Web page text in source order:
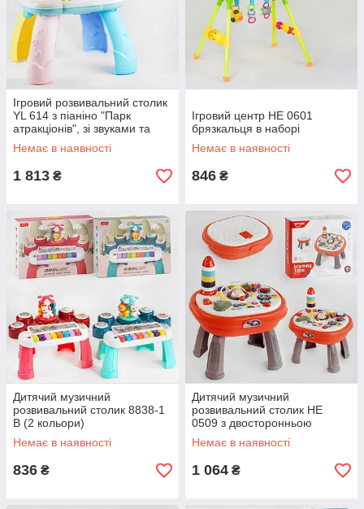
Ігровий розвивальний столик
YL 614 з піаніно "Парк
атракціонів", зі звуками та
мелодіями, піснями
Немає в наявності
1 813 ₴
Ігровий центр НЕ 0601
брязкальця в наборі
Немає в наявності
846 ₴
Дитячий музичний
розвивальний столик 8838-1
B (2 кольори)
Немає в наявності
836 ₴
Дитячий музичний
розвивальний столик HE
0509 з двосторонньою
стільницею
Немає в наявності
1 064 ₴